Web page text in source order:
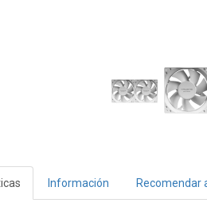
Información Recomendar